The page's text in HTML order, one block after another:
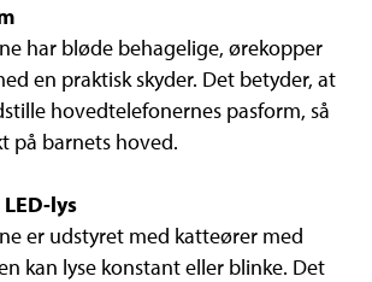
har bløde behagelige, ørekopper
en praktisk skyder. Det betyder, at
hovedtelefonernes pasform, så
på barnets hoved.
lys
er udstyret med katteører med
kan lyse konstant eller blinke. Det